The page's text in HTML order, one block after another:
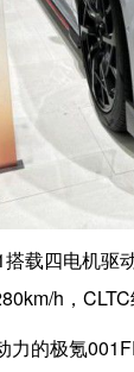
载四电机驱
h，CLTC
力的极氪